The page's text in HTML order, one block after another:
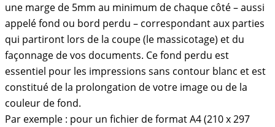
une marge de 5mm au minimum de chaque côté – aussi
appelé fond ou bord perdu – correspondant aux parties
qui partiront lors de la coupe (le massicotage) et du
façonnage de vos documents. Ce fond perdu est
essentiel pour les impressions sans contour blanc et est
constitué de la prolongation de votre image ou de la
couleur de fond.
Par exemple : pour un fichier de format A4 (210 x 297